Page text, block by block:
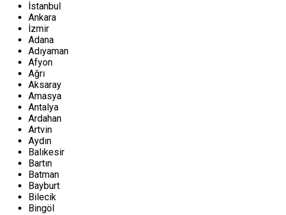
İstanbul
Ankara
İzmir
Adana
Adıyaman
Afyon
Ağrı
Aksaray
Amasya
Antalya
Ardahan
Artvin
Aydın
Balıkesir
Bartın
Batman
Bayburt
Bilecik
Bingöl